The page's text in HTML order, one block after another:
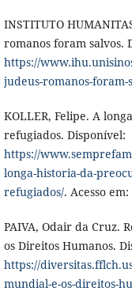
INSTITUTO
romanos foram salvos.
https://
judeus-romanos-foram-
KOLLER, Felipe. A
refugiados. Disponível:
https://
longa-historia-da-
refugiados/. Acesso
PAIVA, Odair da Cruz.
os Direitos Humanos.
https://
mundial-e-os-direitos-